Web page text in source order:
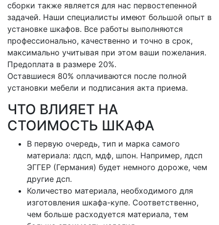
сборки также является для нас первостепенной
задачей. Наши специалисты имеют большой опыт в
установке шкафов. Все работы выполняются
профессионально, качественно и точно в срок,
максимально учитывая при этом ваши пожелания.
Предоплата в размере 20%.
Оставшиеся 80% оплачиваются после полной
установки мебели и подписания акта приема.
ЧТО ВЛИЯЕТ НА
СТОИМОСТЬ ШКАФА
В первую очередь, тип и марка самого
материала: лдсп, мдф, шпон. Например, лдсп
ЭГГЕР (Германия) будет немного дороже, чем
другие дсп.
Количество материала, необходимого для
изготовления шкафа-купе. Соответственно,
чем больше расходуется материала, тем